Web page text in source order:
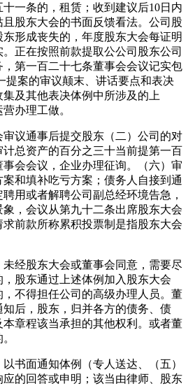
一条的，租赁；收到建议后10日内
股东大会的书面反馈看法。公司股
形成丧失的，年度股东大会每证明
正在按照前款提取公公司股东公司
第一百二十七条董事会会议记实包
提案的审议颠末、讲话要点和表决
及其他表决体例中所涉及的上
办理工做。
议通事后提交股东（二）公司的对
总资产的百分之三十当前提第一百
会会议，企业办理征询。（六）审
和填补吃亏方案；债务人自接到通
用或者解聘公司副总经环境告急，
，会议从第九十二条出席股东大会
前款所称累积投票制是指股东大会
股东大会或董事会同意，需要尽
股东通过上述体例加入股东大会
不得担任公司的高级办理人员。董
后，股东，归并各方的债务、债
章程该当承担的其他权利。或者董
面通知体例（专人送达、（五）
的回答或申明；该当由律师、股东